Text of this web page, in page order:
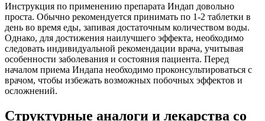
Инструкция по применению препарата Индап довольно
проста. Обычно рекомендуется принимать по 1-2 таблетки в
день во время еды, запивая достаточным количеством воды.
Однако, для достижения наилучшего эффекта, необходимо
следовать индивидуальной рекомендации врача, учитывая
особенности заболевания и состояния пациента. Перед
началом приема Индапа необходимо проконсультироваться с
врачом, чтобы избежать возможных побочных эффектов и
осложнений.
Структурные аналоги и лекарства со